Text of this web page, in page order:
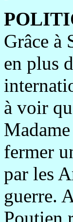
Grâce à
en plus
à voir
fermer
par les
guerre.
Poutien